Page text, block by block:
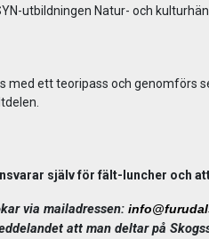
utbildningen Natur- och
ett teoripass och genomförs
själv för fält-luncher och
via mailadressen:
att man deltar på